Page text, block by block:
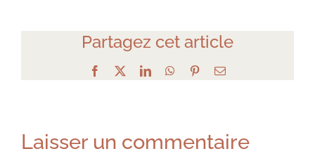
Partagez cet article
Facebook LinkedInWhatsApp
PinterestEmail
Laisser un commentaire